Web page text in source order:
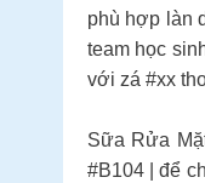
phù hợp làn
team học
với zá #xx
Sữa Rửa
#B104 | để